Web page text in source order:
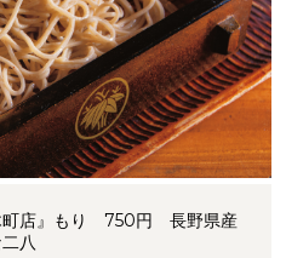
店』もり 750円 長野県産
八